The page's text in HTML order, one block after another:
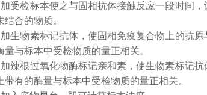
加受检标本使之与固相抗体接触反应一段时间
结合的物质。
加生物素标记抗体，使固相免疫复合物上的抗
量与标本中受检物质的量正相关。
加辣根过氧化物酶标记亲和素，使生物素标记
带有的酶量与标本中受检物质的量正相关。